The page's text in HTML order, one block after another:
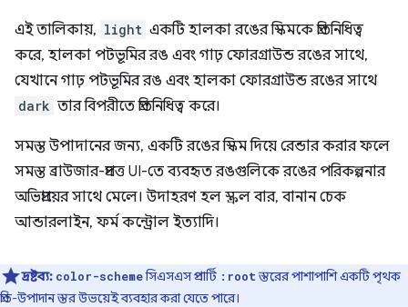
এই তালিকায়, light একটি হালকা রঙের স্কিমকে প্রতিনিধিত্ব
করে, হালকা পটভূমির রঙ এবং গাঢ় ফোরগ্রাউন্ড রঙের সাথে,
যেখানে গাঢ় পটভূমির রঙ এবং হালকা ফোরগ্রাউন্ড রঙের সাথে
dark তার বিপরীতে প্রতিনিধিত্ব করে।
সমস্ত উপাদানের জন্য, একটি রঙের স্কিম দিয়ে রেন্ডার করার ফলে
সমস্ত ব্রাউজার-প্রদত্ত UI-তে ব্যবহৃত রঙগুলিকে রঙের পরিকল্পনার
অভিপ্রায়ের সাথে মেলে। উদাহরণ হল স্ক্রল বার, বানান চেক
আন্ডারলাইন, ফর্ম কন্ট্রোল ইত্যাদি।
দ্রষ্টব্য: color-schemeসিএসএস প্রপার্টি :rootস্তরের পাশাপাশি একটি পৃথক
প্রতি-উপাদান স্তর উভয়েই ব্যবহার করা যেতে পারে।